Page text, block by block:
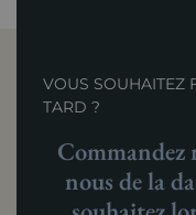
VOUS SOUHAITEZ
TARD ?
nous de la